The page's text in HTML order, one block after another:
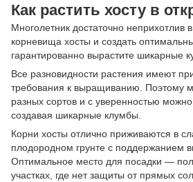
Как растить хосту в
Многолетник достаточно неприхотлив
корневища хосты и создать
гарантированно вырастите шикарные
Все разновидности растения имеют
требования к выращиванию. Поэтому
разных сортов и с уверенностью
создавая шикарные клумбы.
Корни хосты отлично приживаются в
плодородном грунте с поддержанием
Оптимальное место для посадки —
участках, где нет защиты от прямых